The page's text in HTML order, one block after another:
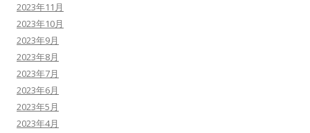
2023年11月
2023年10月
2023年9月
2023年8月
2023年7月
2023年6月
2023年5月
2023年4月